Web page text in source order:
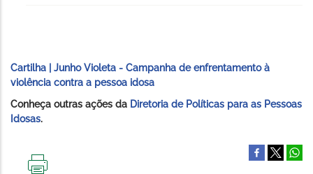
Cartilha | Junho Violeta - Campanha de enfrentamento à
violência contra a pessoa idosa
Conheça outras ações da Diretoria de Políticas para as Pessoas
Idosas.